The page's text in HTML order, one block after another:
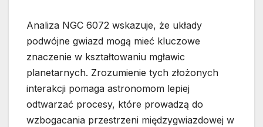
Analiza NGC 6072 wskazuje, że układy
podwójne gwiazd mogą mieć kluczowe
znaczenie w kształtowaniu mgławic
planetarnych. Zrozumienie tych złożonych
interakcji pomaga astronomom lepiej
odtwarzać procesy, które prowadzą do
wzbogacania przestrzeni międzygwiazdowej w